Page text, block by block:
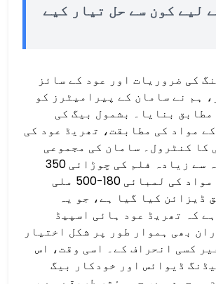
لیے کون سے حل تیار کیے
کی ضروریات اور عود کے سائز
ہم نے سامان کے پیرامیٹرز کو
مطابق بنایا۔ بشمول بیگ کی
مواد کی مطابقت، تھریڈ عود کی
کا کنٹرول۔ سامان کی مجموعی
ساخت کو زیادہ سے زیادہ فلم کی چوڑائی 350
ملی میٹر اور مواد کی لمبائی 180-500 ملی
ڈیزائن کیا گیا ہے، جو یہ
کہ تھریڈ عود ہائی اسپیڈ
بھی ہموار طور پر شکل اختیار
کسی انحراف کے۔ اسی وقت، اس
ڈیوائس اور خودکار بیگ